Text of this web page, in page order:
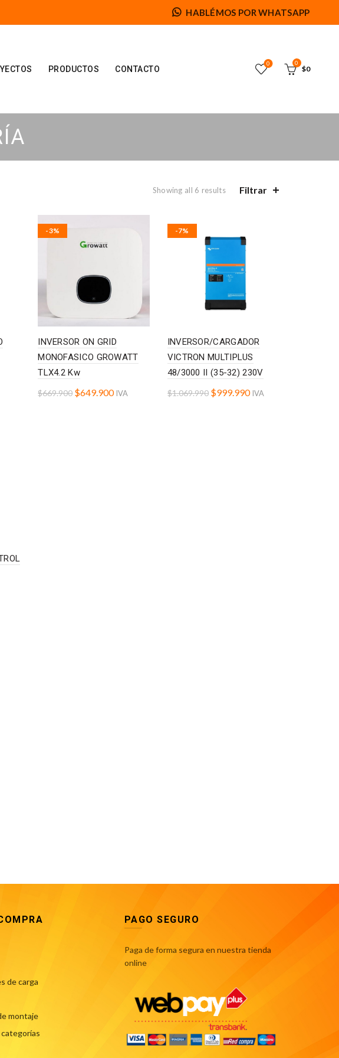
HABLÉMOS POR WHATSAPP
PRODUCTOS CONTACTO
0 0
$0
Showing all 6 results Filtrar
-3%
INVERSOR ON GRID
MONOFASICO GROWATT
TLX4.2 Kw
$669.900 $649.900 IVA
-7%
INVERSOR/CARGADOR
VICTRON MULTIPLUS
48/3000 II (35-32) 230V
$1.069.990 $999.990 IVA
de carga
montaje
PAGO SEGURO
Paga de forma segura en nuestra tienda
online